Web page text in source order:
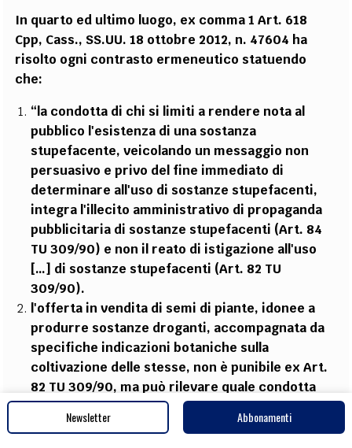
In quarto ed ultimo luogo, ex comma 1 Art. 618
Cpp, Cass., SS.UU. 18 ottobre 2012, n. 47604 ha
risolto ogni contrasto ermeneutico statuendo
che:
“la condotta di chi si limiti a rendere nota al
pubblico l'esistenza di una sostanza
stupefacente, veicolando un messaggio non
persuasivo e privo del fine immediato di
determinare all'uso di sostanze stupefacenti,
integra l'illecito amministrativo di propaganda
pubblicitaria di sostanze stupefacenti (Art. 84
TU 309/90) e non il reato di istigazione all'uso
[…] di sostanze stupefacenti (Art. 82 TU
309/90).
l'offerta in vendita di semi di piante, idonee a
produrre sostanze droganti, accompagnata da
specifiche indicazioni botaniche sulla
coltivazione delle stesse, non è punibile ex Art.
82 TU 309/90, ma può rilevare quale condotta
istigatoria – ex Art. 414 comma 1 n. 1) CP – con
riferimento al delitto di coltivazione di sostanze
Newsletter Abbonamenti